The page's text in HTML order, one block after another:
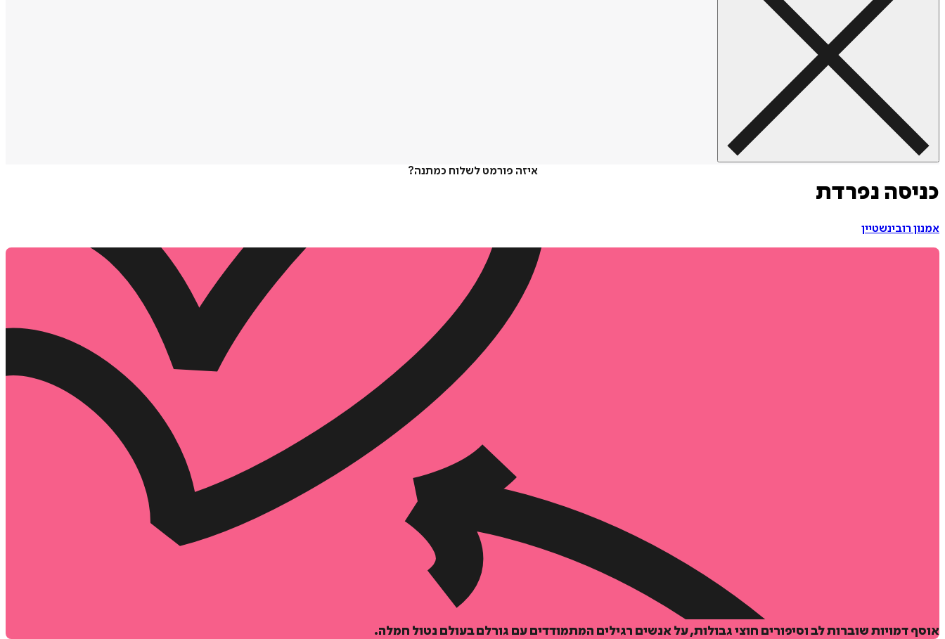
איזה פורמט לשלוח כמתנה?
כניסה נפרדת
אמנון רובינשטיין
אוסף דמויות שוברות לב וסיפורים חוצי גבולות, על אנשים רגילים המתמודדים עם גורלם בעולם נטול חמלה.